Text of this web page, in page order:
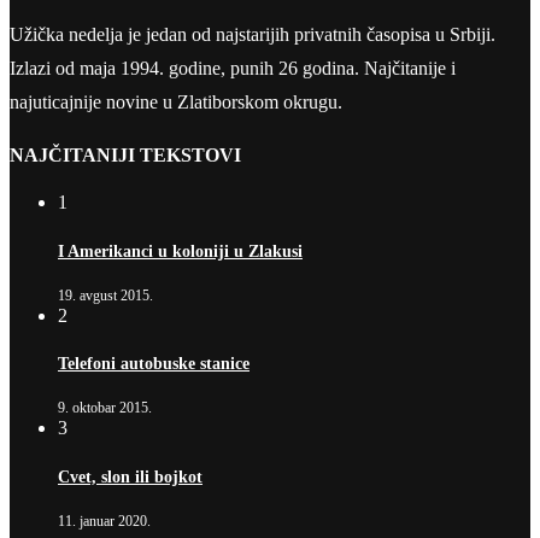
Užička nedelja je jedan od najstarijih privatnih časopisa u Srbiji.
Izlazi od maja 1994. godine, punih 26 godina. Najčitanije i
najuticajnije novine u Zlatiborskom okrugu.
NAJČITANIJI TEKSTOVI
1
I Amerikanci u koloniji u Zlakusi
19. avgust 2015.
2
Telefoni autobuske stanice
9. oktobar 2015.
3
Cvet, slon ili bojkot
11. januar 2020.